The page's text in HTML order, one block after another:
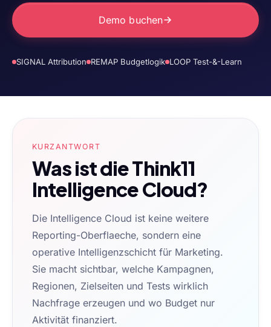
Demo buchen
SIGNAL Attribution REMAP Budgetlogik LOOP Test-&-Learn
KURZANTWORT
Was ist die Think11
Intelligence Cloud?
Die Intelligence Cloud ist keine weitere
Reporting-Oberflaeche, sondern eine
operative Intelligenzschicht für Marketing.
Sie macht sichtbar, welche Kampagnen,
Regionen, Zielseiten und Tests wirklich
Nachfrage erzeugen und wo Budget nur
Aktivität finanziert.